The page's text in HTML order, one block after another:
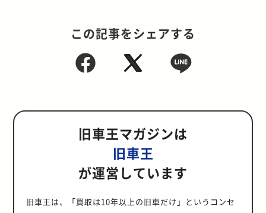
この記事をシェアする
旧車王マガジンは
旧車王
が運営しています
旧車王は、「買取は10年以上の旧車だけ」というコンセ